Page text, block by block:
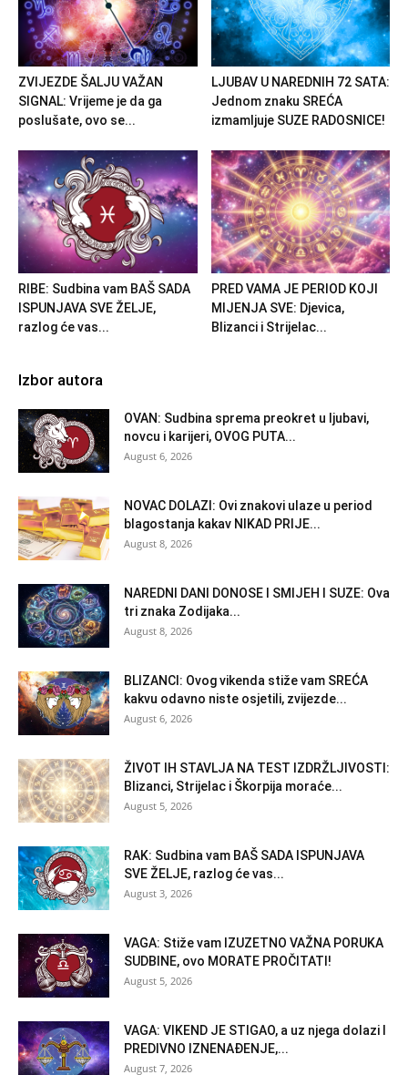
ZVIJEZDE ŠALJU VAŽAN
SIGNAL: Vrijeme je da ga
poslušate, ovo se...
LJUBAV U NAREDNIH 72 SATA:
Jednom znaku SREĆA
izmamljuje SUZE RADOSNICE!
RIBE: Sudbina vam BAŠ SADA
ISPUNJAVA SVE ŽELJE,
razlog će vas...
PRED VAMA JE PERIOD KOJI
MIJENJA SVE: Djevica,
Blizanci i Strijelac...
Izbor autora
OVAN: Sudbina sprema preokret u ljubavi,
novcu i karijeri, OVOG PUTA...
August 6, 2026
NOVAC DOLAZI: Ovi znakovi ulaze u period
blagostanja kakav NIKAD PRIJE...
August 8, 2026
NAREDNI DANI DONOSE I SMIJEH I SUZE: Ova
tri znaka Zodijaka...
August 8, 2026
BLIZANCI: Ovog vikenda stiže vam SREĆA
kakvu odavno niste osjetili, zvijezde...
August 6, 2026
ŽIVOT IH STAVLJA NA TEST IZDRŽLJIVOSTI:
Blizanci, Strijelac i Škorpija moraće...
August 5, 2026
RAK: Sudbina vam BAŠ SADA ISPUNJAVA
SVE ŽELJE, razlog će vas...
August 3, 2026
VAGA: Stiže vam IZUZETNO VAŽNA PORUKA
SUDBINE, ovo MORATE PROČITATI!
August 5, 2026
VAGA: VIKEND JE STIGAO, a uz njega dolazi I
PREDIVNO IZNENAĐENJE,...
August 7, 2026